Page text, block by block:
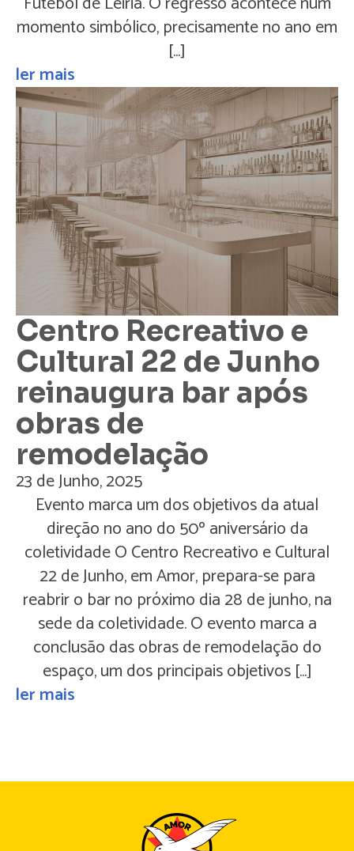
momento simbólico, precisamente no ano em
[…]
ler mais
Centro Recreativo e
Cultural 22 de Junho
reinaugura bar após
obras de
remodelação
23 de Junho, 2025
Evento marca um dos objetivos da atual
direção no ano do 50º aniversário da
coletividade O Centro Recreativo e Cultural
22 de Junho, em Amor, prepara-se para
reabrir o bar no próximo dia 28 de junho, na
sede da coletividade. O evento marca a
conclusão das obras de remodelação do
espaço, um dos principais objetivos […]
ler mais